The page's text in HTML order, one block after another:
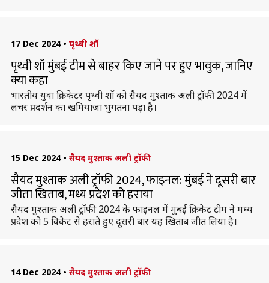
17 Dec 2024 • पृथ्वी शॉ
पृथ्वी शॉ मुंबई टीम से बाहर किए जाने पर हुए भावुक, जानिए
क्या कहा
भारतीय युवा क्रिकेटर पृथ्वी शॉ को सैयद मुश्ताक अली ट्रॉफी 2024 में
लचर प्रदर्शन का खमियाजा भुगतना पड़ा है।
15 Dec 2024 • सैयद मुश्ताक अली ट्रॉफी
सैयद मुश्ताक अली ट्रॉफी 2024, फाइनल: मुंबई ने दूसरी बार
जीता खिताब, मध्य प्रदेश को हराया
सैयद मुश्ताक अली ट्रॉफी 2024 के फाइनल में मुंबई क्रिकेट टीम ने मध्य
प्रदेश को 5 विकेट से हराते हुए दूसरी बार यह खिताब जीत लिया है।
14 Dec 2024 • सैयद मुश्ताक अली ट्रॉफी